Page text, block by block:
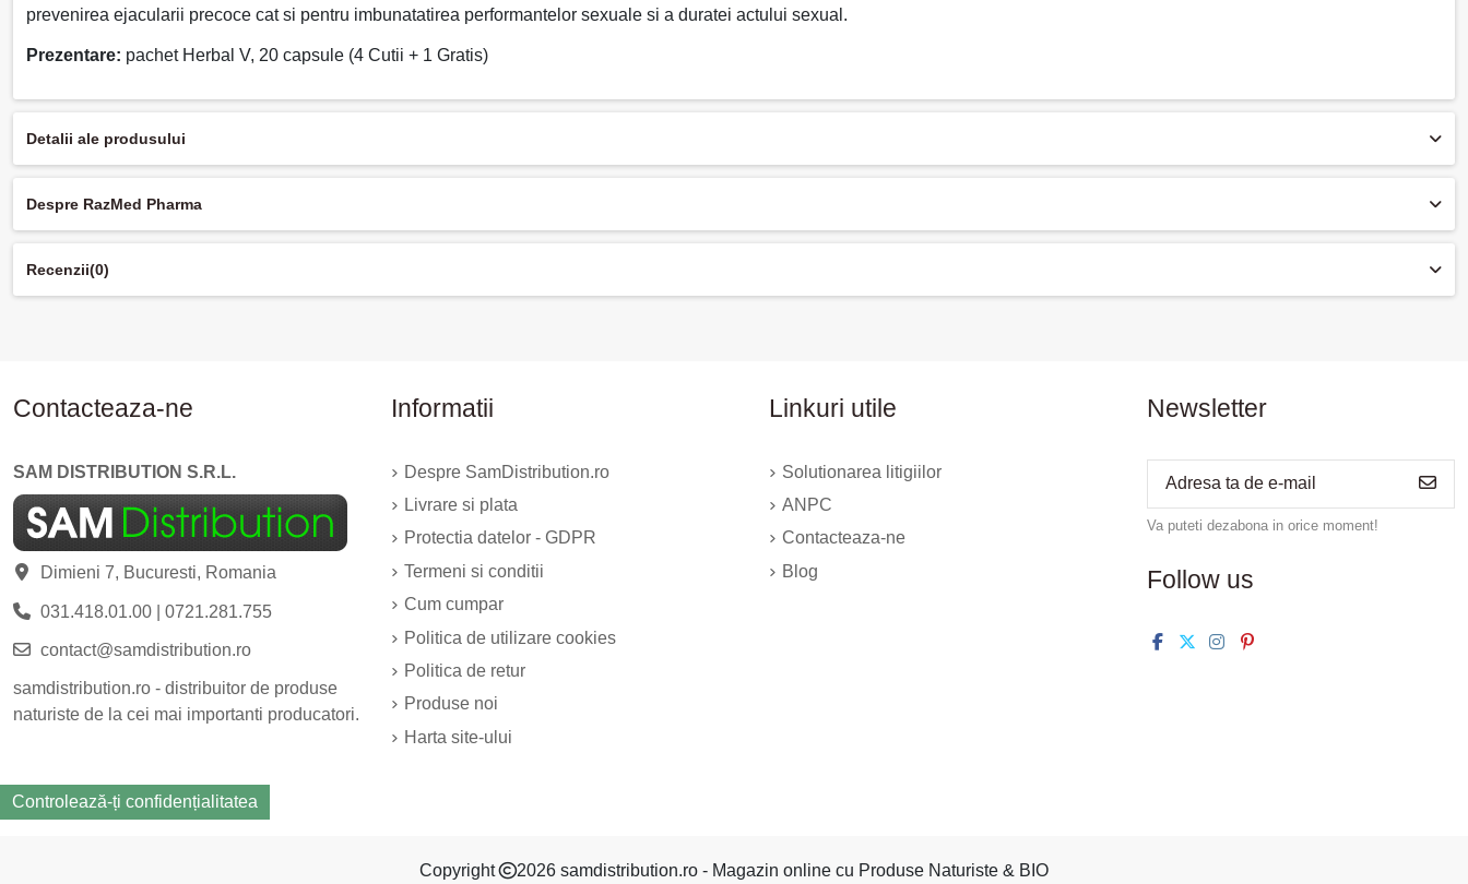
prevenirea ejacularii precoce cat si pentru imbunatatirea performantelor sexuale si a duratei actului sexual.
Prezentare: pachet Herbal V, 20 capsule (4 Cutii + 1 Gratis)
Detalii ale produsului
Despre RazMed Pharma
Recenzii(0)
Contacteaza-ne
SAM DISTRIBUTION S.R.L.
Dimieni 7, Bucuresti, Romania
031.418.01.00| 0721.281.755
contact@samdistribution.ro
samdistribution.ro - distribuitor de produse
naturiste de la cei mai importanti producatori.
Informatii
Despre SamDistribution.ro
Livrare si plata
Protectia datelor - GDPR
Termeni si conditii
Cum cumpar
Politica de utilizare cookies
Politica de retur
Produse noi
Harta site-ului
Linkuri utile
Solutionarea litigiilor
ANPC
Contacteaza-ne
Blog
Newsletter
Va puteti dezabona in orice moment!
Follow us
Controlează-ți confidențialitatea
Copyright 2026 samdistribution.ro - Magazin online cu Produse Naturiste & BIO